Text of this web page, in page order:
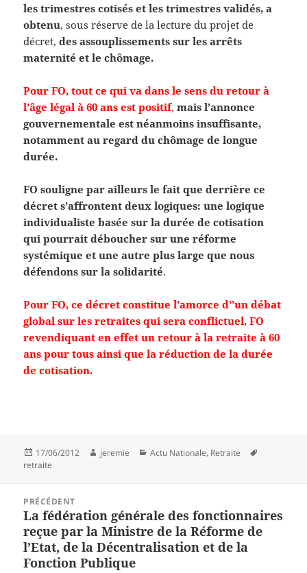
les trimestres cotisés et les trimestres validés, a
obtenu, sous réserve de la lecture du projet de
décret,des assouplissements sur les arrêts
maternité et le chômage.
Pour FO, tout ce qui va dans le sens du retour à
l’âge légal à 60 ans est positif,mais l’annonce
gouvernementale est néanmoins insuffisante,
notamment au regard du chômage de longue
durée.
FO souligne par ailleurs le fait que derrière ce
décret s’affrontent deux logiques: une logique
individualiste basée sur la durée de cotisation
qui pourrait déboucher sur une réforme
systémique et une autre plus large que nous
défendons sur la solidarité.
Pour FO, ce décret constitue l’amorce d’’un débat
global sur les retraites qui sera conflictuel, FO
revendiquant en effet un retour à la retraite à 60
ans pour tous ainsi que la réduction de la durée
de cotisation.
Publié
le
17/06/2012 Auteur
jeremie Catégories
Actu Nationale, Retraite
retraite
l’article
PRÉCÉDENT
Article
précédent :
La fédération générale des fonctionnaires
reçue par la Ministre de la Réforme de
l’Etat, de la Décentralisation et de la
Fonction Publique